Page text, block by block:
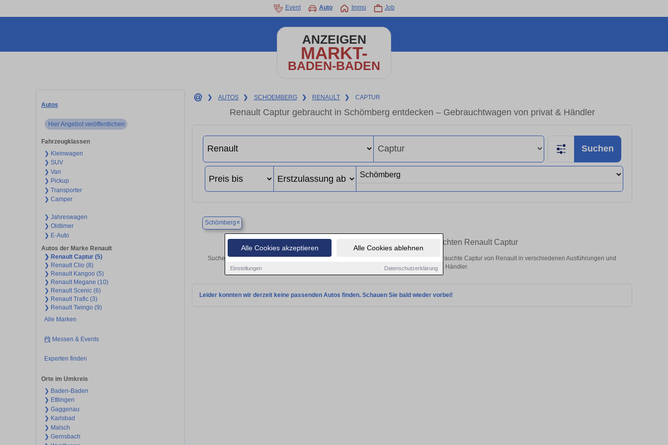
Alle Cookies akzeptieren Alle Cookies ablehnen
Einstellungen Datenschutzerklärung
Event Auto Immo Job
ANZEIGEN
MARKT-
BADEN-BADEN
Autos
Hier Angebot veröffentlichen
Fahrzeugklassen
❯ Kleinwagen
❯ SUV
❯ Van
❯ Pickup
❯ Transporter
❯ Camper
❯ Jahreswagen
❯ Oldtimer
❯ E-Auto
Autos der Marke Renault
❯ Renault Captur (5)
❯ Renault Clio (8)
❯ Renault Kangoo (5)
❯ Renault Megane (10)
❯ Renault Scenic (6)
❯ Renault Trafic (3)
❯ Renault Twingo (9)
Alle Marken
Messen & Events
Experten finden
Orte im Umkreis
❯ Baden-Baden
❯ Ettlingen
❯ Gaggenau
❯ Karlsbad
❯ Malsch
❯ Gernsbach
❯ AUTOS ❯ SCHOEMBERG ❯ RENAULT ❯ CAPTUR
Renault Captur gebraucht in Schömberg entdecken – Gebrauchtwagen von privat & Händler
Suchen
Schömberg×
Finden Sie in Schömberg Ihren gebrauchten Renault Captur
Suchen Sie in Schömberg einen Renault Captur Gebrauchtwagen? Entdecken Sie gebrauchte Captur von Renault in verschiedenen Ausführungen und
Preisklassen von privat und vom Händler.
Leider konnten wir derzeit keine passenden Autos finden. Schauen Sie bald wieder vorbei!